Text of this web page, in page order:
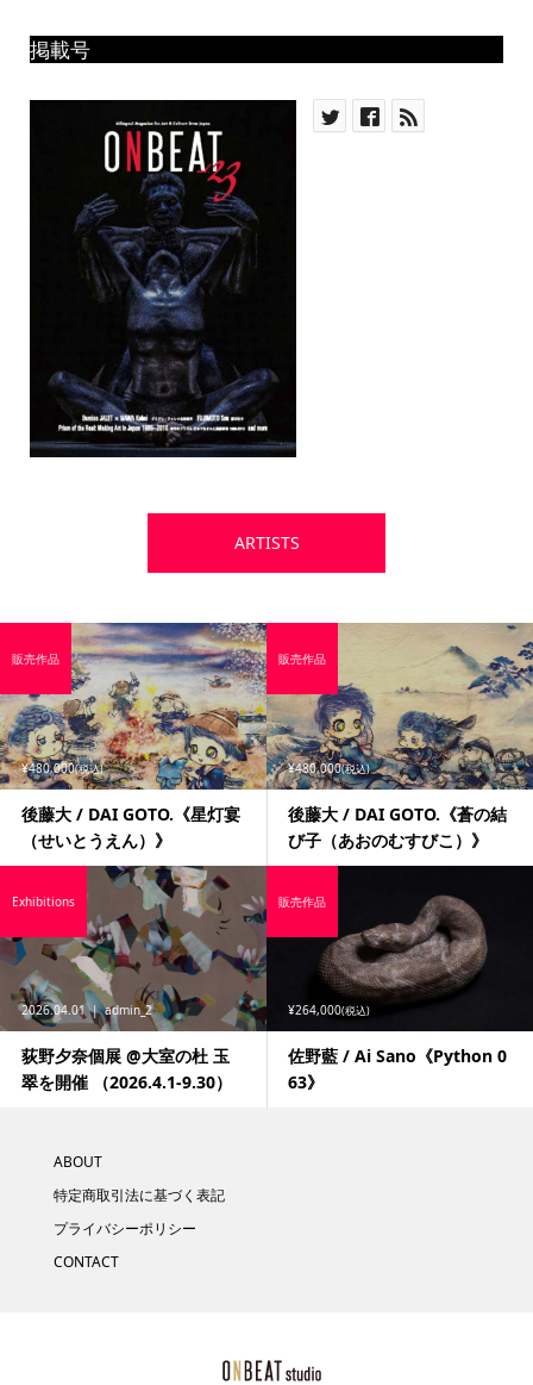
掲載号
ARTISTS
¥480,000(税込)
後藤大 / DAI GOTO.《星灯宴
（せいとうえん）》
販売作品
¥480,000(税込)
後藤大 / DAI GOTO.《蒼の結
び子（あおのむすびこ）》
販売作品
2026.04.01 admin_2
荻野夕奈個展 @大室の杜 玉
翠を開催 （2026.4.1-9.30）
Exhibitions
¥264,000(税込)
佐野藍 / Ai Sano《Python 0
63》
販売作品
ABOUT
特定商取引法に基づく表記
プライバシーポリシー
CONTACT